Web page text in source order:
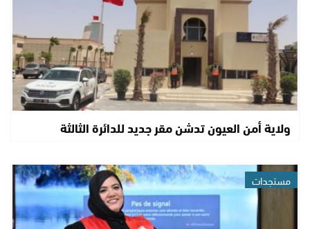
ولاية أمن العيون تدشن مقر جديد للدائرة الثالثة
مستجدات